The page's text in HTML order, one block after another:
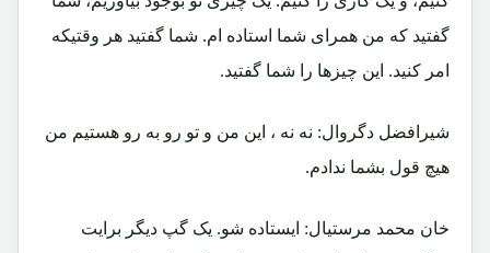
گفتید که من همرای شما استاده ام. شما گفتید هر وقتیکه
امر کنید. این چیزها را شما گفتید.
شیرافضل دگروال: نه نه ، این من و تو رو به رو هستیم من
هیچ قول بشما ندادم.
خان محمد مرستیال: ایستاده شو. یک گپ دیگر برایت